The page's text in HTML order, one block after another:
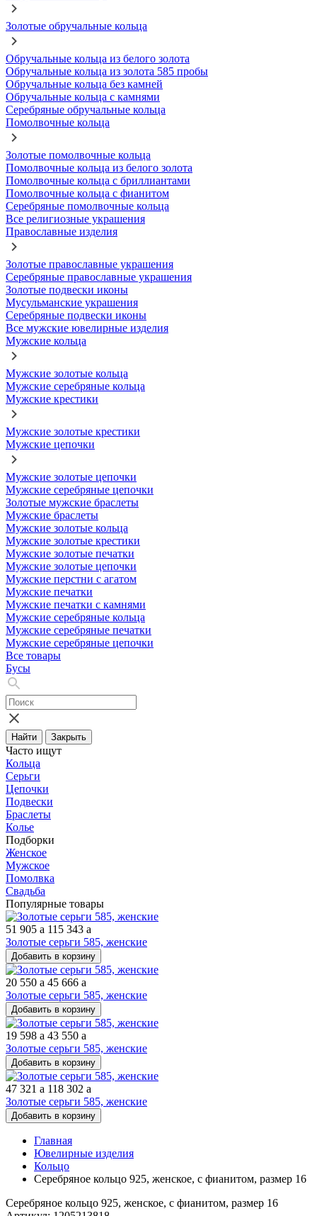
Золотые обручальные кольца
Обручальные кольца из белого золота
Обручальные кольца из золота 585 пробы
Обручальные кольца без камней
Обручальные кольца с камнями
Серебряные обручальные кольца
Помолвочные кольца
Золотые помолвочные кольца
Помолвочные кольца из белого золота
Помолвочные кольца с бриллиантами
Помолвочные кольца с фианитом
Серебряные помолвочные кольца
Все религиозные украшения
Православные изделия
Золотые православные украшения
Серебряные православные украшения
Золотые подвески иконы
Мусульманские украшения
Серебряные подвески иконы
Все мужские ювелирные изделия
Мужские кольца
Мужские золотые кольца
Мужские серебряные кольца
Мужские крестики
Мужские золотые крестики
Мужские цепочки
Мужские золотые цепочки
Мужские серебряные цепочки
Золотые мужские браслеты
Мужские браслеты
Мужские золотые кольца
Мужские золотые крестики
Мужские золотые печатки
Мужские золотые цепочки
Мужские перстни с агатом
Мужские печатки
Мужские печатки с камнями
Мужские серебряные кольца
Мужские серебряные печатки
Мужские серебряные цепочки
Все товары
Бусы
Найти Закрыть
Часто ищут
Кольца
Серьги
Цепочки
Подвески
Браслеты
Колье
Подборки
Женское
Мужское
Помолвка
Свадьба
Популярные товары
51 905 a 115 343 a
Золотые серьги 585, женские
Добавить в корзину
20 550 a 45 666 a
Золотые серьги 585, женские
Добавить в корзину
19 598 a 43 550 a
Золотые серьги 585, женские
Добавить в корзину
47 321 a 118 302 a
Золотые серьги 585, женские
Добавить в корзину
Главная
Ювелирные изделия
Кольцо
Серебряное кольцо 925, женское, с фианитом, размер 16
Серебряное кольцо 925, женское, с фианитом, размер 16